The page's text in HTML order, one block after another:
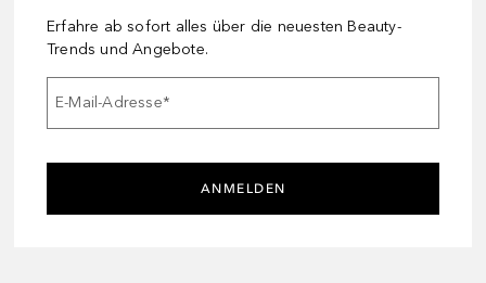
Erfahre ab sofort alles über die neuesten Beauty-
Trends und Angebote.
E-Mail-Adresse*
ANMELDEN